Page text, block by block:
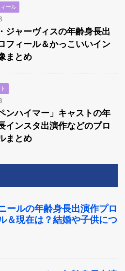
ール
ジャーヴィスの年齢身長出
フィール＆かっこいいイン
まとめ
ンハイマー」キャストの年
インスタ出演作などのプロ
まとめ